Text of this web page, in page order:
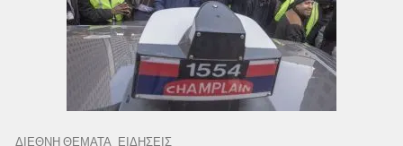
ΔΙΕΘΝΗ ΘΕΜΑΤΑ ΕΙΔΗΣΕΙΣ